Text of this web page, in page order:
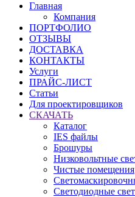
Главная
Компания
ПОРТФОЛИО
ОТЗЫВЫ
ДОСТАВКА
КОНТАКТЫ
Услуги
ПРАЙС-ЛИСТ
Статьи
Для проектировщиков
СКАЧАТЬ
Каталог
IES файлы
Брошуры
Низковольтные
Чистые помещения
Светодиодные